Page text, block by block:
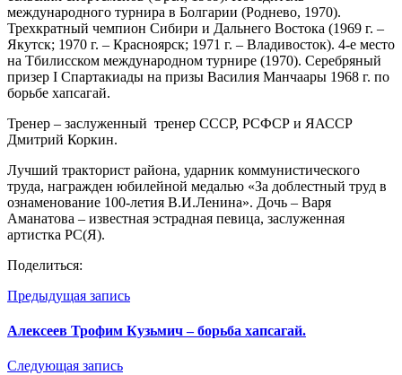
международного турнира в Болгарии (Роднево, 1970).
Трехкратный чемпион Сибири и Дальнего Востока (1969 г. –
Якутск; 1970 г. – Красноярск; 1971 г. – Владивосток). 4-е место
на Тбилисском международном турнире (1970). Серебряный
призер I Спартакиады на призы Василия Манчаары 1968 г. по
борьбе хапсагай.
Тренер – заслуженный тренер СССР, РСФСР и ЯАССР
Дмитрий Коркин.
Лучший тракторист района, ударник коммунистического
труда, награжден юбилейной медалью «За доблестный труд в
ознаменование 100-летия В.И.Ленина». Дочь – Варя
Аманатова – известная эстрадная певица, заслуженная
артистка РС(Я).
Поделиться:
Предыдущая запись
Алексеев Трофим Кузьмич – борьба хапсагай.
Следующая запись